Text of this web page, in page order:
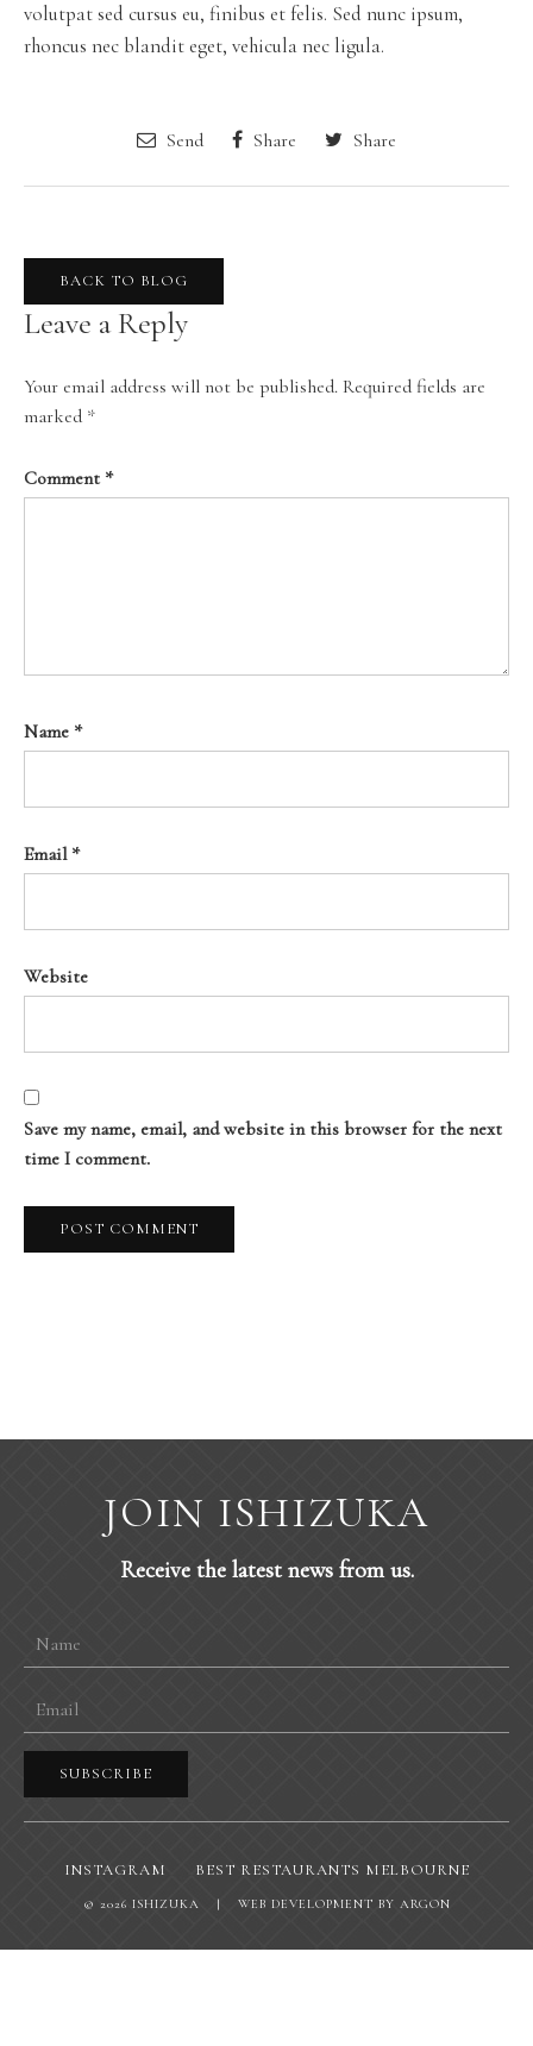
volutpat sed cursus eu, finibus et felis. Sed nunc ipsum,
rhoncus nec blandit eget, vehicula nec ligula.
Send Share Share
BACK TO BLOG
Leave a Reply
Your email address will not be published. Required fields are
marked *
Comment *
Name *
Email *
Website
Save my name, email, and website in this browser for the next
time I comment.
JOIN ISHIZUKA
Receive the latest news from us.
SUBSCRIBE
INSTAGRAM BEST RESTAURANTS MELBOURNE
© 2026 ISHIZUKA | WEB DEVELOPMENT BY ARGON